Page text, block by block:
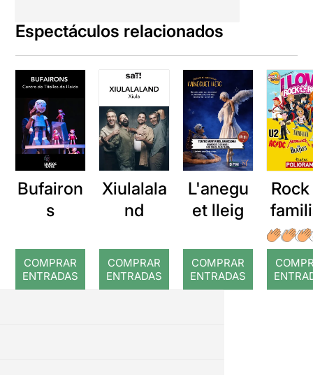
Espectáculos relacionados
Bufairon
s
COMPRAR
ENTRADAS
Xiulalala
nd
COMPRAR
ENTRADAS
L'anegu
et lleig
COMPRAR
ENTRADAS